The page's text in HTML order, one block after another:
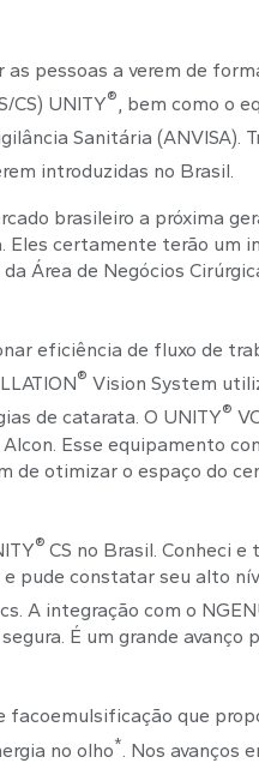
pessoas a verem de
CS) UNITY®, bem como o
Sanitária (ANVISA).
introduzidas no Brasil.
brasileiro a próxima
Eles certamente terão um
Área de Negócios
eficiência de fluxo de
® Vision System
de catarata. O UNITY®
Esse equipamento
de otimizar o espaço do
® CS no Brasil. Conheci
pude constatar seu alto
A integração com o
É um grande avanço
facoemulsificação que
no olho*. Nos avanços